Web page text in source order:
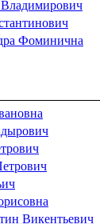
Фоминична
Викентьевич